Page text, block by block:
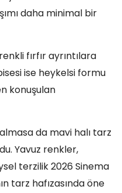
daha minimal bir
fırfır ayrıntılara
ise heykelsi formu
konuşulan
da mavi halı tarz
Yavuz renkler,
terzilik 2026 Sinema
tarz hafızasında öne